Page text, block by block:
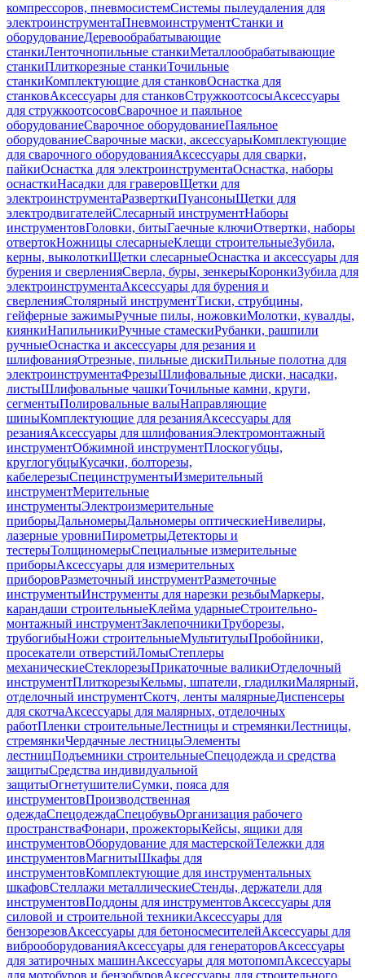
компрессоров, пневмосистемСистемы пылеудаления для
электроинструментаПневмоинструментСтанки и
оборудованиеДеревообрабатывающие
станкиЛенточнопильные станкиМеталлообрабатывающие
станкиПлиткорезные станкиТочильные
станкиКомплектующие для станковОснастка для
станковАксессуары для станковСтружкоотсосыАксессуары
для стружкоотсосовСварочное и паяльное
оборудованиеСварочное оборудованиеПаяльное
оборудованиеСварочные маски, аксессуарыКомплектующие
для сварочного оборудованияАксессуары для сварки,
пайкиОснастка для электроинструментаОснастка, наборы
оснасткиНасадки для граверовЩетки для
электроинструментаРазверткиПуансоныЩетки для
электродвигателейСлесарный инструментНаборы
инструментовГоловки, битыГаечные ключиОтвертки, наборы
отвертокНожницы слесарныеКлещи строительныеЗубила,
керны, выколоткиЩетки слесарныеОснастка и аксессуары для
бурения и сверленияСверла, буры, зенкерыКоронкиЗубила для
электроинструментаАксессуары для бурения и
сверленияСтолярный инструментТиски, струбцины,
гейферные зажимыРучные пилы, ножовкиМолотки, кувалды,
киянкиНапильникиРучные стамескиРубанки, рашпили
ручныеОснастка и аксессуары для резания и
шлифованияОтрезные, пильные дискиПильные полотна для
электроинструментаФрезыШлифовальные диски, насадки,
листыШлифовальные чашкиТочильные камни, круги,
сегментыПолировальные валыНаправляющие
шиныКомплектующие для резанияАксессуары для
резанияАксессуары для шлифованияЭлектромонтажный
инструментОбжимной инструментПлоскогубцы,
круглогубцыКусачки, болторезы,
кабелерезыСпецинструментыИзмерительный
инструментМерительные
инструментыЭлектроизмерительные
приборыДальномерыДальномеры оптическиеНивелиры,
лазерные уровниПирометрыДетекторы и
тестерыТолщиномерыСпециальные измерительные
приборыАксессуары для измерительных
приборовРазметочный инструментРазметочные
инструментыИнструменты для нарезки резьбыМаркеры,
карандаши строительныеКлейма ударныеСтроительно-
монтажный инструментЗаклепочникиТруборезы,
трубогибыНожи строительныеМультитулыПробойники,
просекатели отверстийЛомыСтеплеры
механическиеСтеклорезыПрикаточные валикиОтделочный
инструментПлиткорезыКельмы, шпатели, гладилкиМалярный,
отделочный инструментСкотч, ленты малярныеДиспенсеры
для скотчаАксессуары для малярных, отделочных
работПленки строительныеЛестницы и стремянкиЛестницы,
стремянкиЧердачные лестницыЭлементы
лестницПодъемники строительныеСпецодежда и средства
защитыСредства индивидуальной
защитыОгнетушителиСумки, пояса для
инструментовПроизводственная
одеждаСпецодеждаСпецобувьОрганизация рабочего
пространстваФонари, прожекторыКейсы, ящики для
инструментовОборудование для мастерскойТележки для
инструментовМагнитыШкафы для
инструментовКомплектующие для инструментальных
шкафовСтеллажи металлическиеСтенды, держатели для
инструментовПоддоны для инструментовАксессуары для
силовой и строительной техникиАксессуары для
бензорезовАксессуары для бетоносмесителейАксессуары для
виброоборудованияАксессуары для генераторовАксессуары
для затирочных машинАксессуары для мотопомпАксессуары
для мотобуров и бензобуровАксессуары для строительного